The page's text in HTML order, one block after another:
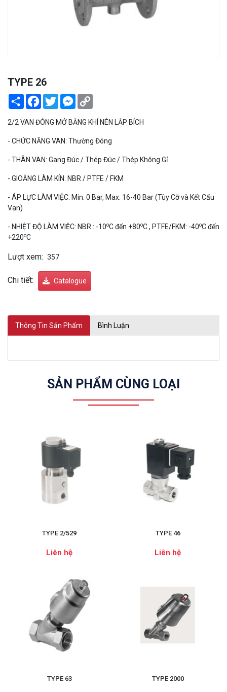
TYPE 26
Share Facebook
TwitterMessenger
2/2 VAN ĐÓNG MỞ BẰNG KHÍ NÉN LẮP BÍCH
- CHỨC NĂNG VAN: Thường Đóng
- THÂN VAN: Gang Đúc / Thép Đúc / Thép Không Gỉ
- GIOĂNG LÀM KÍN: NBR / PTFE / FKM
- ÁP LỰC LÀM VIỆC: Min: 0 Bar, Max: 16-40 Bar (Tùy Cỡ và Kết Cấu
Van)
- NHIỆT ĐỘ LÀM VIỆC: NBR : -10oC đến +80oC , PTFE/FKM: -40oC đến
+220oC
Lượt xem: 357
Chi tiết: Catalogue
Thông Tin Sản Phẩm Bình Luận
SẢN PHẨM CÙNG LOẠI
TYPE 2/529
Liên hệ
TYPE 46
Liên hệ
TYPE 63 TYPE 2000